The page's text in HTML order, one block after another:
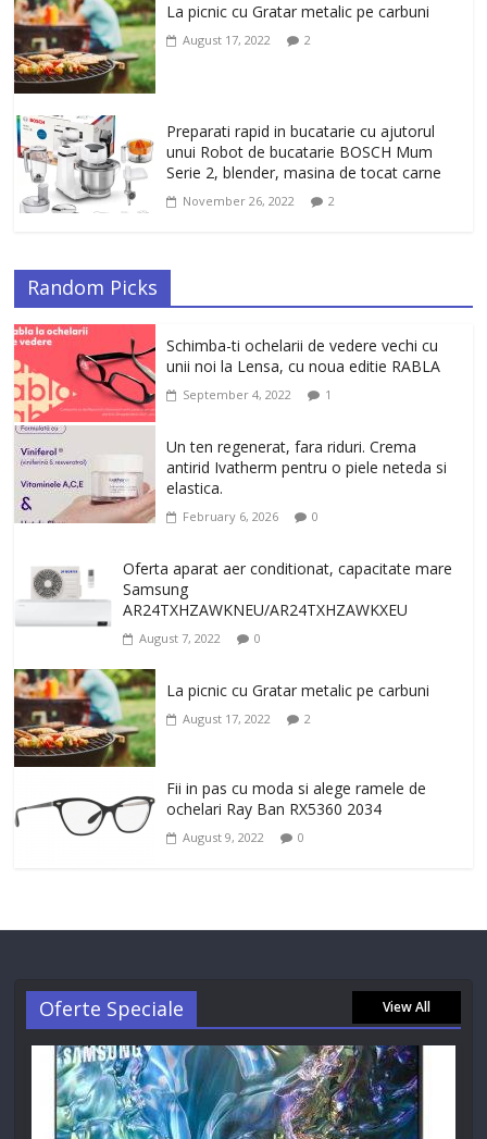
La picnic cu Gratar metalic pe carbuni
August 17, 2022 2
Preparati rapid in bucatarie cu ajutorul
unui Robot de bucatarie BOSCH Mum
Serie 2, blender, masina de tocat carne
November 26, 2022 2
Random Picks
Schimba-ti ochelarii de vedere vechi cu
unii noi la Lensa, cu noua editie RABLA
September 4, 2022 1
Un ten regenerat, fara riduri. Crema
antirid Ivatherm pentru o piele neteda si
elastica.
February 6, 2026 0
Oferta aparat aer conditionat, capacitate mare
Samsung
AR24TXHZAWKNEU/AR24TXHZAWKXEU
August 7, 2022 0
La picnic cu Gratar metalic pe carbuni
August 17, 2022 2
Fii in pas cu moda si alege ramele de
ochelari Ray Ban RX5360 2034
August 9, 2022 0
Oferte Speciale View All